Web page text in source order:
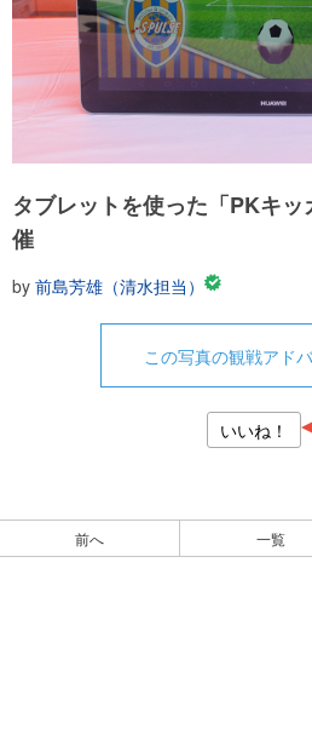
タブレットを使った「PKキ
催
by 前島芳雄（清水担当）
この写真の観戦アド
いいね！
前へ 一覧